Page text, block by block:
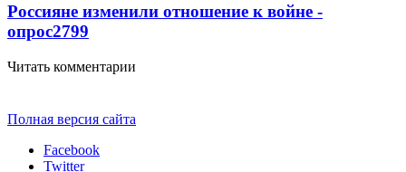
Россияне изменили отношение к войне -
опрос2799
Читать комментарии
Полная версия сайта
Facebook
Twitter